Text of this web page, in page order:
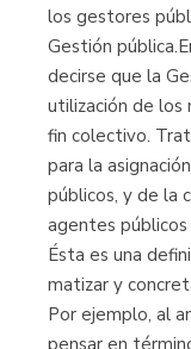
los gestores
Gestión
decirse que la
utilización de los
fin colectivo.
para la
públicos, y de la
agentes
Ésta es una
matizar y
Por ejemplo, al
pensar en